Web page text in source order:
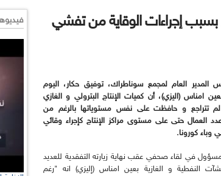
بسبب إجراءات الوقاية من تفشي
المدير العام لمجمع سوناطراك، توفيق حكار، اليوم
امناس (اليزي)، أن كميات الإنتاج البترولي و الغازي
تتراجع و حافظت على نفس مستوياتها بالرغم من
العمال حتى على مستوى مراكز الإنتاج كإجراء وقائي
كورونا.
في لقاء صحفي عقب نهاية زيارته التفقدية للعديد
النفطية و الغازية بعين امناس (إليزي) انه "رغم